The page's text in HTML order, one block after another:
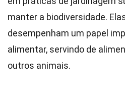
manter a biodiversidade.
desempenham um papel
alimentar, servindo de
outros animais.